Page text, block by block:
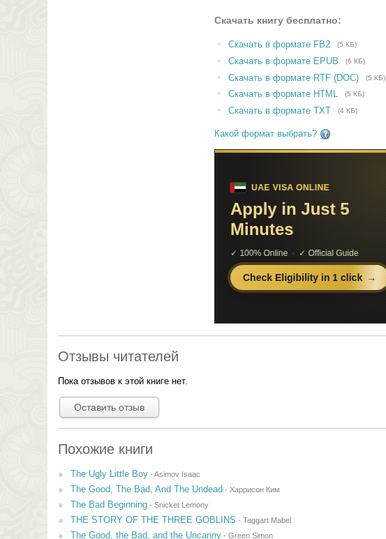
Скачать книгу бесплатно:
Скачать в формате FB2 (5 КБ)
Скачать в формате EPUB (6 КБ)
Скачать в формате RTF (DOC) (5 КБ)
Скачать в формате HTML (5 КБ)
Скачать в формате TXT (4 КБ)
Какой формат выбрать?
Отзывы читателей
Пока отзывов к этой книге нет.
Оставить отзыв
Похожие книги
The Ugly Little Boy- Asimov Isaac
The Good, The Bad, And The Undead - Харрисон Ким
The Bad Beginning- Snicket Lemony
THE STORY OF THE THREE GOBLINS - Taggart Mabel
The Good, the Bad, and the Uncanny- Green Simon